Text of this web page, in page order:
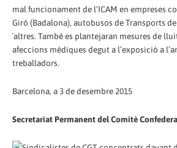
mal funcionament de l’ICAM en empreses
Giró (Badalona), autobusos de Transports
´altres. També es plantejaran mesures de
afeccions mèdiques degut a l’exposició a
treballadors.
Barcelona, a 3 de desembre 2015
Secretariat Permanent del Comitè